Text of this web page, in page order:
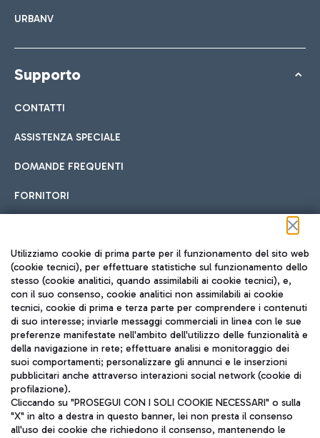
URBANV
Supporto
CONTATTI
ASSISTENZA SPECIALE
DOMANDE FREQUENTI
FORNITORI
Seguici sui social
TRAVEL JOURNAL
ITA
Utilizziamo cookie di prima parte per il funzionamento del sito web
(cookie tecnici), per effettuare statistiche sul funzionamento dello
stesso (cookie analitici, quando assimilabili ai cookie tecnici), e,
con il suo consenso, cookie analitici non assimilabili ai cookie
tecnici, cookie di prima e terza parte per comprendere i contenuti
di suo interesse; inviarle messaggi commerciali in linea con le sue
preferenze manifestate nell'ambito dell'utilizzo delle funzionalità e
della navigazione in rete; effettuare analisi e monitoraggio dei
suoi comportamenti; personalizzare gli annunci e le inserzioni
pubblicitari anche attraverso interazioni social network (cookie di
profilazione).
Cliccando su "PROSEGUI CON I SOLI COOKIE NECESSARI" o sulla
"X" in alto a destra in questo banner, lei non presta il consenso
all'uso dei cookie che richiedono il consenso, mantenendo le